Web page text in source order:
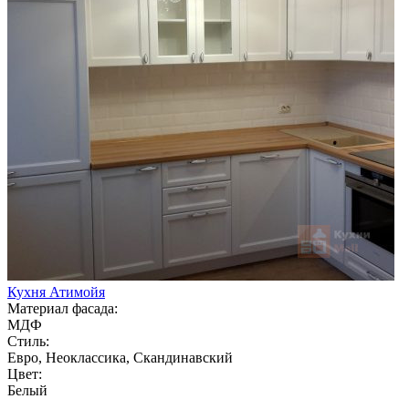
Кухня Атимойя
Материал фасада:
МДФ
Стиль:
Евро, Неоклассика, Скандинавский
Цвет:
Белый